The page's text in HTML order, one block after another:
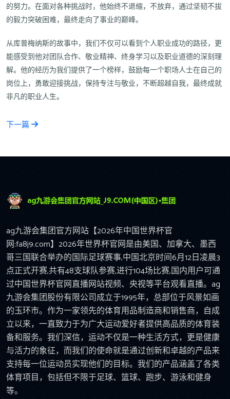
的努力。在面对各种挑战时，他始终不退缩，不放弃，通过坚韧不拔
的毅力突破困难，最终走向了事业的巅峰。
从库普梅纳斯的故事中，我们不仅可以看到个人职业成功的路径，更
能感受到他对团队合作、敬业精神、终身学习以及职业道德的深刻理
解。他的经历为我们提供了一个榜样，鼓励每一个职场人士在自己的
岗位上，勇敢迎接挑战，保持专注与敬业，不断超越自我，最终成就
非凡的职业人生。
下一篇
ag九游会集团官方网站【2026年中国世界杯官
网:fa8j9.com】2026年世界杯官网是由美国、加拿大、墨西
哥三国联合举办的国际足球赛事,中国北京时间6月12日凌晨3
点正式开赛,共有48支球队参赛,进行104场比赛,国内用户可通
过中国世界杯官网直播网站视频、央视等平台观看直播。ag
九游会集团股份有限公司成立于1995年，总部位于风景如画
的玉环市。作为一家领先的体育用品制造商和销售商，自成
立以来，一直致力于为广大运动爱好者提供高品质的体育装
备和服务。我们深信，运动不仅是一种生活方式，更是健康
与活力的象征，而我们的使命就是通过创新和卓越的产品来
支持每一位运动员实现他们的目标。我们的产品涵盖了各类
体育项目，包括但不限于足球、篮球、跑步、游泳和健身
等。